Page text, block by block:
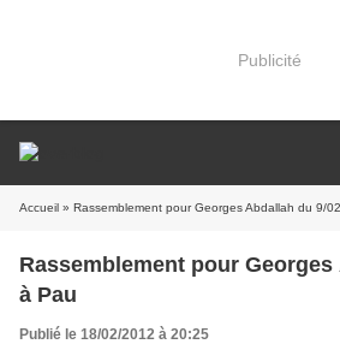
Publicité
Accueil » Rassemblement pour Georges Abdallah du 9/
Rassemblement pour
à Pau
Publié le 18/02/2012 à 20:25